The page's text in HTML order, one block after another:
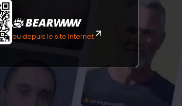
ou depuis le site Internet